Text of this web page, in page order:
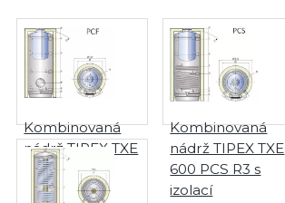
Kombinovaná
nádrž TIPEX TXE
600 PC R3 s
izolací
Kombinovaná
nádrž TIPEX TXE
600 PCS R3 s
izolací